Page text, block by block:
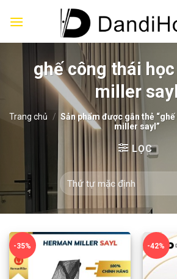
ghế công thái
miller sayl
Trang chủ / Sản phẩm được gắn thẻ
miller sayl”
LỌC
-35% -42%